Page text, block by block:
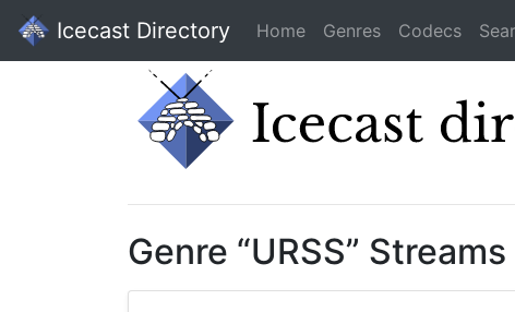
Icecast Directory Home Genres Codecs
Genre “URSS” Streams